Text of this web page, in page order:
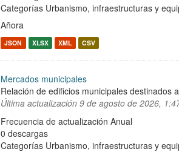
Categorías Urbanismo, infraestructuras y
Añora
JSON XLSX XML CSV
Mercados municipales
Relación de edificios municipales destinados
Última actualización 9 de agosto de 2026,
Frecuencia de actualización Anual
0 descargas
Categorías Urbanismo, infraestructuras y